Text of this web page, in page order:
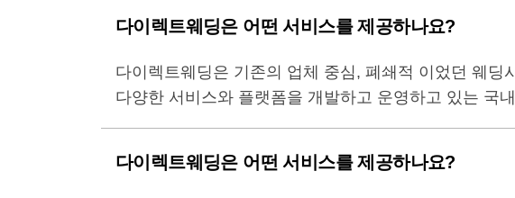
다이렉트웨딩은 어떤 서비스를 제공하나요?
다이렉트웨딩은 기존의 업체 중심, 폐쇄적 이었던 웨
다양한 서비스와 플랫폼을 개발하고 운영하고 있는 국
다이렉트웨딩은 어떤 서비스를 제공하나요?